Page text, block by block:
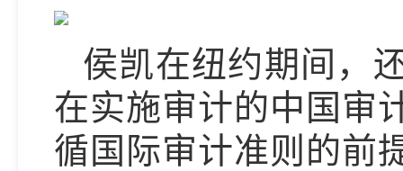
侯凯在纽约期间，
在实施审计的中国审
循国际审计准则的前